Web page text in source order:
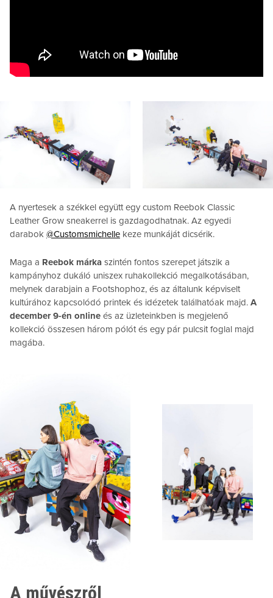
A nyertesek a székkel együtt egy custom Reebok Classic
Leather Grow sneakerrel is gazdagodhatnak. Az egyedi
darabok @Customsmichelle keze munkáját dicsérik.
Maga a Reebok márka szintén fontos szerepet játszik a
kampányhoz dukáló uniszex ruhakollekció megalkotásában,
melynek darabjain a Footshophoz, és az általunk képviselt
kultúrához kapcsolódó printek és idézetek találhatóak majd. A
december 9-én online és az üzleteinkben is megjelenő
kollekció összesen három pólót és egy pár pulcsit foglal majd
magába.
A művészről